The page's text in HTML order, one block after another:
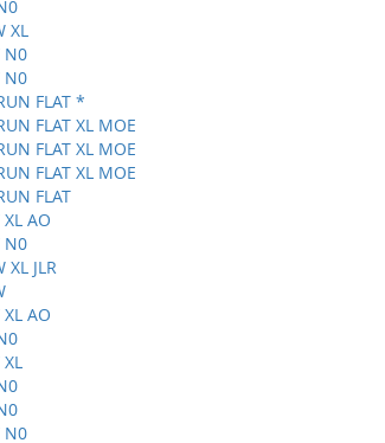
XL
N0
N0
FLAT *
FLAT XL MOE
FLAT XL MOE
FLAT XL MOE
FLAT
AO
N0
JLR
AO
N0